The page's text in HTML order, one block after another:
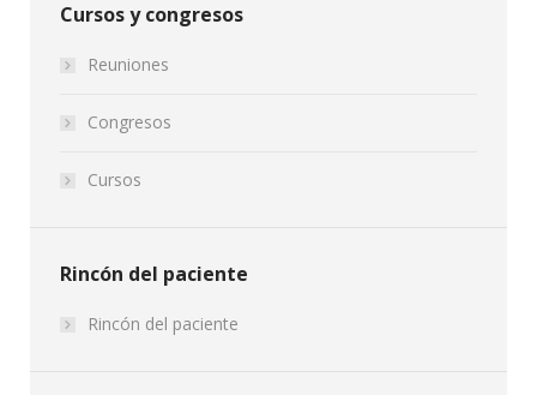
Cursos y congresos
Reuniones
Congresos
Cursos
Rincón del paciente
Rincón del paciente